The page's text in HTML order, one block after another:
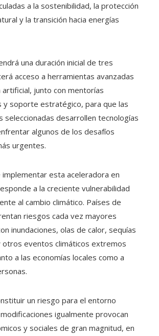
a la sostenibilidad, la protección
y la transición hacia energías
una duración inicial de tres
acceso a herramientas avanzadas
artificial, junto con mentorías
y soporte estratégico, para que las
seleccionadas desarrollen tecnologías
algunos de los desafíos
urgentes.
implementar esta aceleradora en
a la creciente vulnerabilidad
al cambio climático. Países de
riesgos cada vez mayores
inundaciones, olas de calor, sequías
otros eventos climáticos extremos
a las economías locales como a
un riesgo para el entorno
igualmente provocan
y sociales de gran magnitud, en